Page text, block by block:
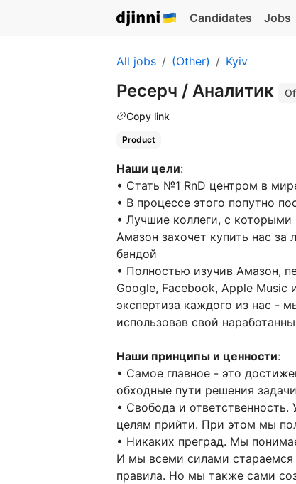
Candidates Jobs
All jobs (Other) Kyiv
Ресерч / Аналитик
Copy link
Product
Наши цели:
• Стать №1 RnD центром в
• В процессе этого попутно
• Лучшие коллеги, с
Амазон захочет купить нас
бандой
• Полностью изучив Амазон,
Google, Facebook, Apple Music
экспертиза каждого из нас -
использовав свой
Наши принципы и ценности:
• Самое главное - это
обходные пути решения
• Свобода и
целям прийти. При этом мы
• Никаких преград. Мы
И мы всеми силами
правила. Но мы также сами